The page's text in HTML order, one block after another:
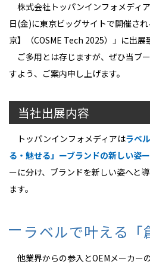
株式会社トッパンインフォメディ
日(金)に東京ビッグサイトで開催さ
京】（COSME Tech 2025）」に出展
ご多用とは存じますが、ぜひ当ブ
すよう、ご案内申し上げます。
当社出展内容
トッパンインフォメディアはラベ
る・魅せる」ーブランドの新しい姿ー
ーに分け、ブランドを新しい姿へと
ます。
ラベルで叶える「
他業界からの参入とOEMメーカー